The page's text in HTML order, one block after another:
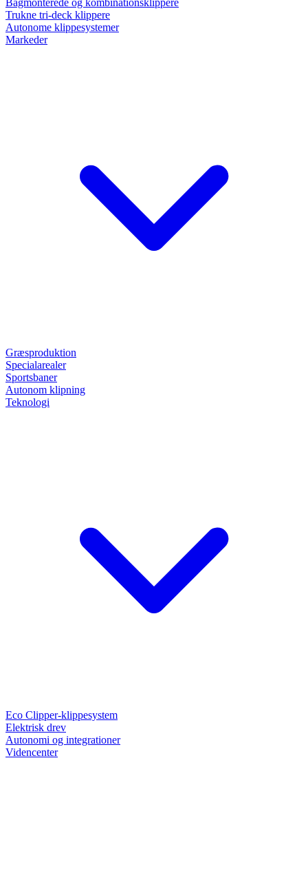
Bagmonterede og kombinationsklippere
Trukne tri-deck klippere
Autonome klippesystemer
Markeder
Græsproduktion
Specialarealer
Sportsbaner
Autonom klipning
Teknologi
Eco Clipper-klippesystem
Elektrisk drev
Autonomi og integrationer
Videncenter